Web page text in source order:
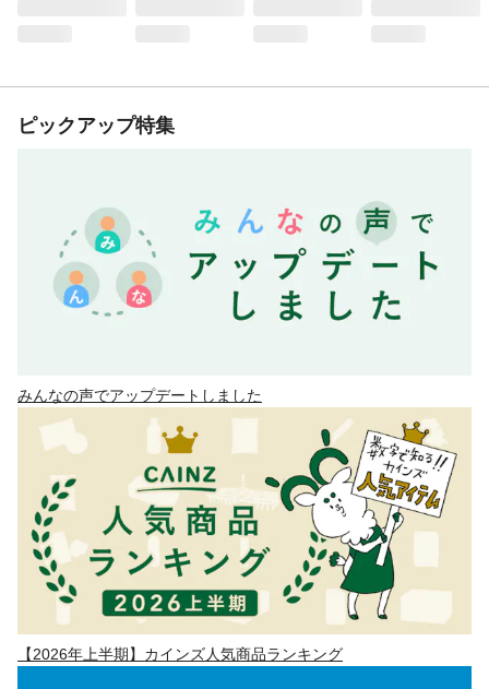
ピックアップ特集
みんなの声でアップデートしました
【2026年上半期】カインズ人気商品ランキング